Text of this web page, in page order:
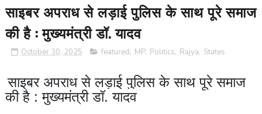
साइबर अपराध से लड़ाई पुलिस के साथ पूरे समाज
की है : मुख्यमंत्री डॉ. यादव
October 30, 2025 featured, MP, Politics, Rajya, States
साइबर अपराध से लड़ाई पुलिस के साथ पूरे समाज
की है : मुख्यमंत्री डॉ. यादव